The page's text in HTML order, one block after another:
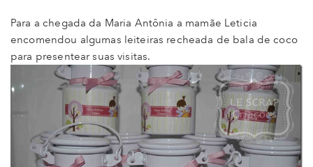
Para a chegada da Maria Antônia a mamãe Leticia
encomendou algumas leiteiras recheada de bala de coco
para presentear suas visitas.